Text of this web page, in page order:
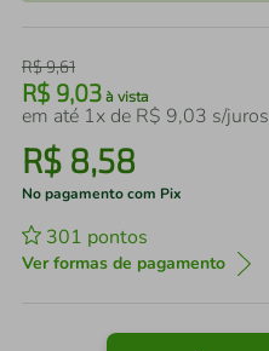
R$9,61
R$ 9,03 à vista
em até 1x de R$ 9,03 s/juros
R$ 8,58
No pagamento com Pix
301 pontos
Ver formas de pagamento